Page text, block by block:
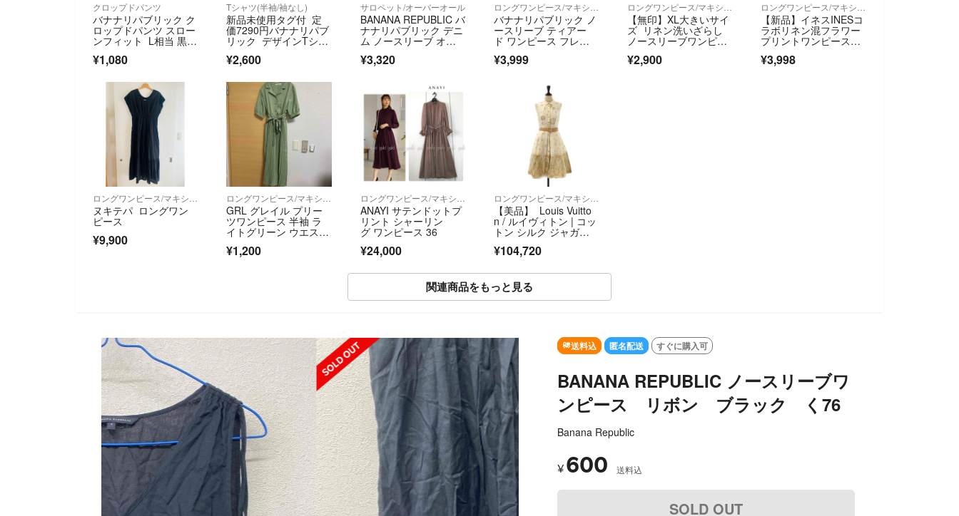
クロップドパンツ
バナナリパブリック ク
ロップドパンツ スロー
ンフィット L相当 黒 1
¥1,080
Tシャツ(半袖/袖なし)
新品未使用タグ付 定
価7290円バナナリパブ
リック デザインTシャ
¥2,600
サロペット/オーバーオール
BANANA REPUBLIC バ
ナナリパブリック デニ
ム ノースリーブ オー
◆ レディース
¥3,320
バナナリパブリック ノ
ースリーブ ティアー
ド ワンピース フレ
¥3,999
【無印】XL大きいサイ
ズ リネン洗いざらし
ノースリーブワンピー
¥2,900
【新品】イネスINESコ
ラボリネン混フラワー
プリントワンピースM
¥3,998
ロングワンピース/マキシワンピース
ヌキテパ ロングワン
ピース
¥9,900
ロングワンピース/マキシワンピース
GRL グレイル プリー
ツワンピース 半袖 ラ
イトグリーン ウエスト
¥1,200
ロングワンピース/マキシワンピース
ANAYI サテンドットプ
リント シャーリン
グ ワンピース 36
¥24,000
ロングワンピース/マキシワンピース
【美品】 Louis Vuitto
n / ルイヴィトン | コッ
トン シルク ジャガー
ース | 38 | アイボリ
¥104,720
関連商品をもっと見る
SOLD OUT SOLD OUT
送料込 匿名配送 すぐに購入可
BANANA REPUBLIC ノースリーブワ
ンピース リボン ブラック く76
Banana Republic
¥ 600 送料込
SOLD OUT